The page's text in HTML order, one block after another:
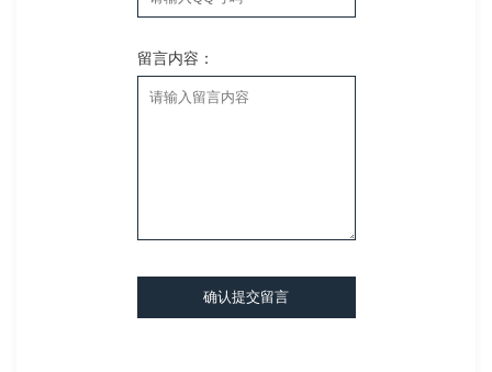
留言内容：
确认提交留言